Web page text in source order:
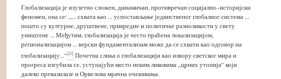
Глобализација је изузетно сложен, динамичан, противречан социјално–историјски
феномен, она се: „... схвата као ... успостављање јединственог глобалног система ...
пошто су културне, друштвене, привредне и политичке разноликости у свету
уништене ... Међутим, глобализација је често праћена локализацијом,
регионализацијом ... верски фундаментализам може да се схвати као одговор на
глобализацију...“[6] Почетна слика о глобализацији као извору светског мира и
прогреса изгубила се, уступајући место неким ликовима „црних утопија“ који
далеко превазилазе и Орвелова мрачна очекивања.